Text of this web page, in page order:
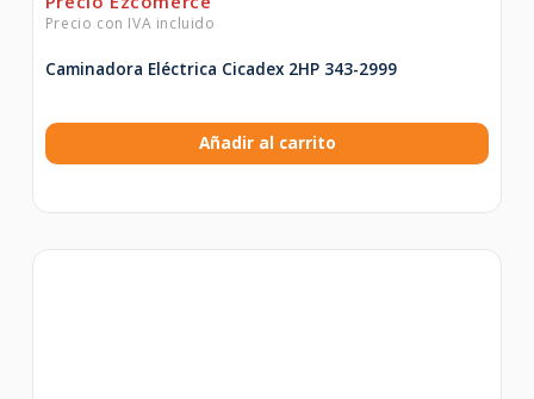
Caminadora Eléctrica Cicadex 2HP 343-2999
Añadir al carrito